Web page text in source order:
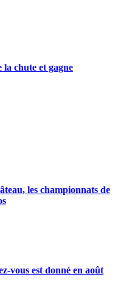
chute et gagne
les championnats de
vous est donné en août